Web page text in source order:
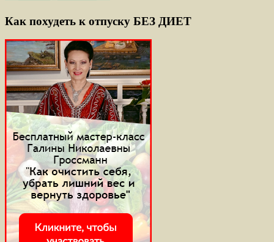
Как похудеть к отпуску БЕЗ ДИЕТ